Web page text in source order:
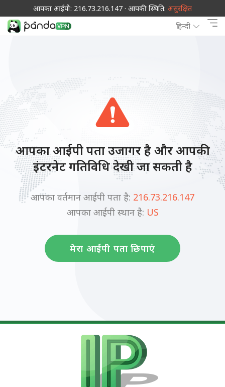
आपका आईपी: 216.73.216.147 · आपकी स्थिति: असुरक्षित
हिन्दी
आपका आईपी पता उजागर है और आपकी
इंटरनेट गतिविधि देखी जा सकती है
आपका वर्तमान आईपी पता है: 216.73.216.147
आपका आईपी स्थान है: US
मेरा आईपी पता छिपाएं